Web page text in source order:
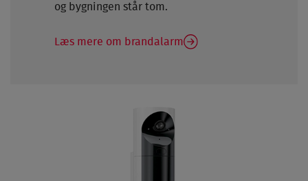
og bygningen står tom.
Læs mere om brandalarm